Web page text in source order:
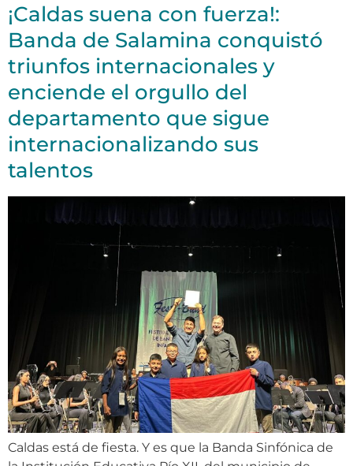
¡Caldas suena con fuerza!:
Banda de Salamina conquistó
triunfos internacionales y
enciende el orgullo del
departamento que sigue
internacionalizando sus
talentos
Caldas está de fiesta. Y es que la Banda Sinfónica de